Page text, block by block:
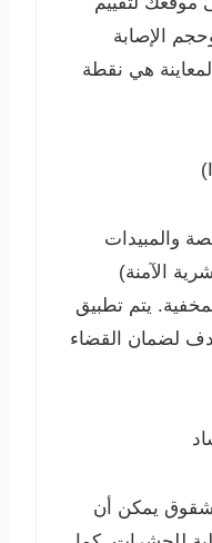
الإصابة
هي نقطة
والمبيدات
الآمنة)
يتم تطبيق
لضمان القضاء
يمكن أن